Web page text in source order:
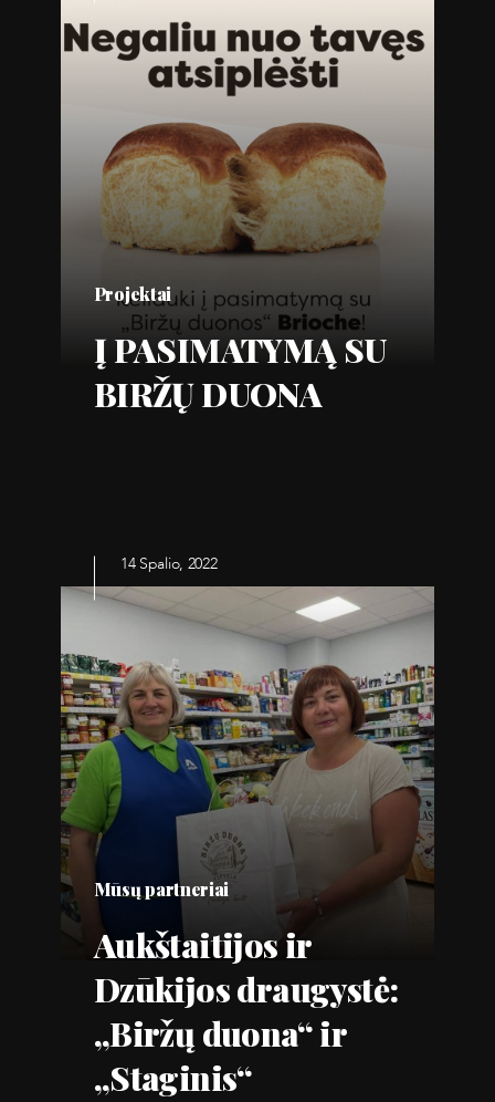
Projektai
Į PASIMATYMĄ SU
BIRŽŲ DUONA
14 Spalio, 2022
Mūsų partneriai
Aukštaitijos ir
Dzūkijos draugystė:
„Biržų duona“ ir
„Staginis“